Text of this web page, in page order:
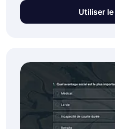
Cela leur montrera quels
conviennent le mieux.
augmenter les
l'entreprise. Commencez
le modèle d'enquête de
carrière gratuit sur
Utiliser